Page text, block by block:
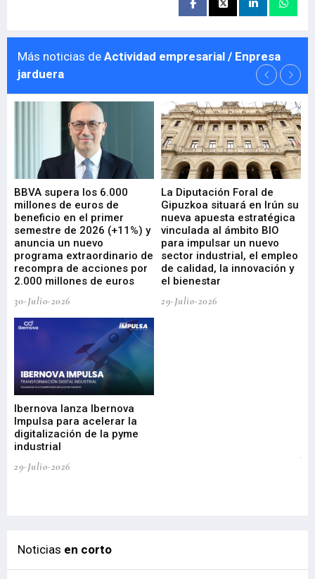
Más noticias de Actividad empresarial / Enpresa
jarduera
BBVA supera los 6.000
millones de euros de
beneficio en el primer
semestre de 2026 (+11%) y
anuncia un nuevo
programa extraordinario de
recompra de acciones por
2.000 millones de euros
30-Julio-2026
La Diputación Foral de
Gipuzkoa situará en Irún su
nueva apuesta estratégica
vinculada al ámbito BIO
para impulsar un nuevo
sector industrial, el empleo
de calidad, la innovación y
el bienestar
29-Julio-2026
Ibernova lanza Ibernova
Impulsa para acelerar la
digitalización de la pyme
industrial
29-Julio-2026
Noticias en corto